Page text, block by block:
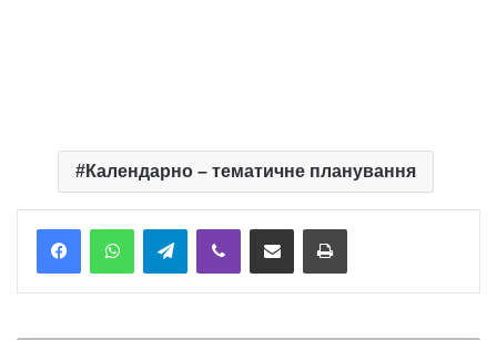
Календарно – тематичне планування
TelegramViber Надіслати електронною поштоюНадрукувати